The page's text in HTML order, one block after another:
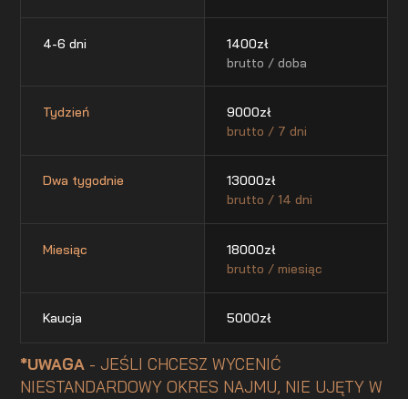
4-6 dni 1400zł
brutto / doba
Tydzień 9000zł
brutto / 7 dni
Dwa tygodnie 13000zł
brutto / 14 dni
Miesiąc 18000zł
brutto / miesiąc
Kaucja 5000zł
*UWAGA - JEŚLI CHCESZ WYCENIĆ
NIESTANDARDOWY OKRES NAJMU, NIE UJĘTY W